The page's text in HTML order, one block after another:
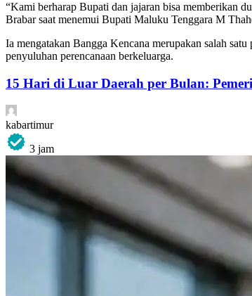
“Kami berharap Bupati dan jajaran bisa memberikan
Brabar saat menemui Bupati Maluku Tenggara M
Ia mengatakan Bangga Kencana merupakan salah
penyuluhan perencanaan berkeluarga.
15 Hari di Luar Daerah per Bulan:
kabartimur
3 jam